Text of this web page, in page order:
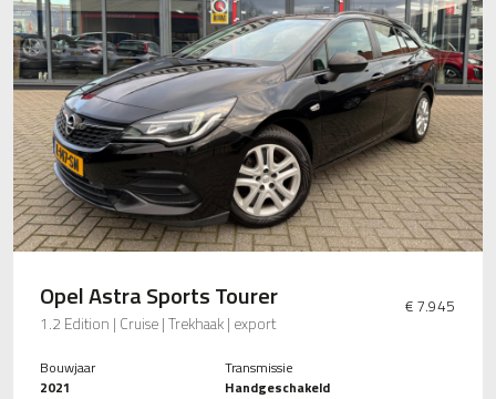
Opel Astra Sports Tourer
1.2 Edition | Cruise | Trekhaak | export
€ 7.945
Bouwjaar
2021
Transmissie
Handgeschakeld